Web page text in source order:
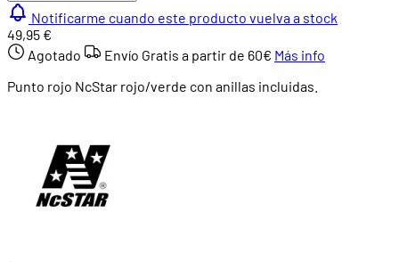
Notificarme cuando este producto vuelva a stock
49,95 €
Agotado
Envío Gratis a partir de 60€ Más info
Punto rojo NcStar rojo/verde con anillas incluidas.